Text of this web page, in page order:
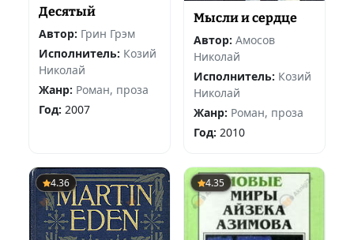
Десятый
Автор: Грин Грэм
Исполнитель: Козий
Николай
Жанр: Роман, проза
Год: 2007
Мысли и сердце
Автор: Амосов
Николай
Исполнитель: Козий
Николай
Жанр: Роман, проза
Год: 2010
4.36 4.35